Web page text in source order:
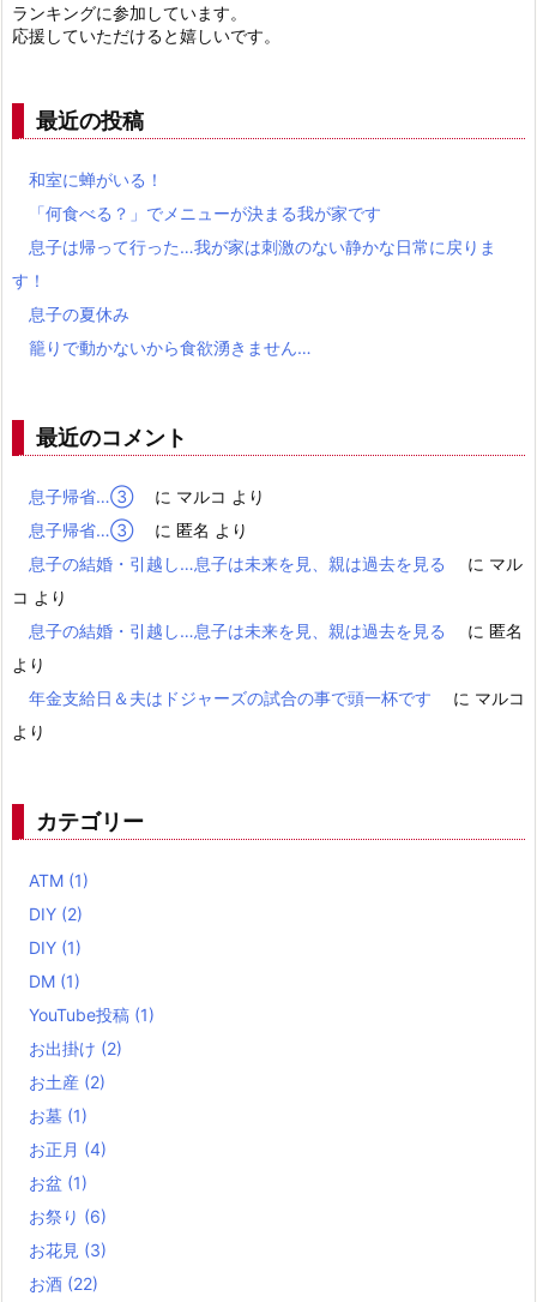
ランキングに参加しています。
応援していただけると嬉しいです。
最近の投稿
和室に蝉がいる！
「何食べる？」でメニューが決まる我が家です
息子は帰って行った…我が家は刺激のない静かな日常に戻りま
す！
息子の夏休み
籠りで動かないから食欲湧きません…
最近のコメント
息子帰省…③ に マルコ より
息子帰省…③
に 匿名 より
息子の結婚・引越し…息子は未来を見、親は過去を見る
に マル
コ より
息子の結婚・引越し…息子は未来を見、親は過去を見る
に 匿名
より
年金支給日＆夫はドジャーズの試合の事で頭一杯です
に マルコ
より
カテゴリー
ATM (1)
DIY (2)
DIY (1)
DM (1)
YouTube投稿 (1)
お出掛け (2)
お土産 (2)
お墓 (1)
お正月 (4)
お盆 (1)
お祭り (6)
お花見 (3)
お酒 (22)